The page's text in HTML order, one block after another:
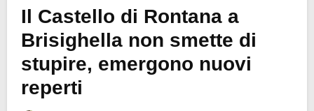
Il Castello di Rontana a
Brisighella non smette di
stupire, emergono nuovi
reperti